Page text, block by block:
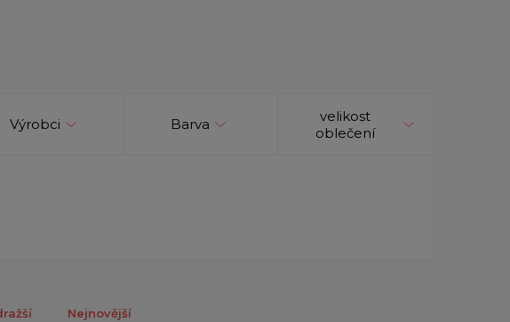
Výrobci Barva
velikost
oblečení
Nejnovější